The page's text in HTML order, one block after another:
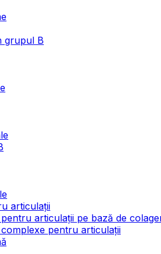
grupul B
articulații
articulații pe bază de
pentru articulații